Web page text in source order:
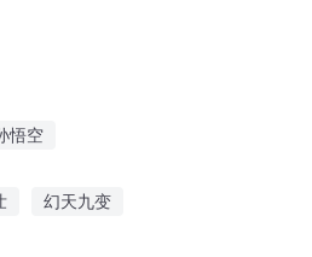
悟空
悟空
幻天九变